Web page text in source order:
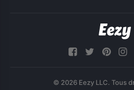
© 2026 Eezy LLC. Tous